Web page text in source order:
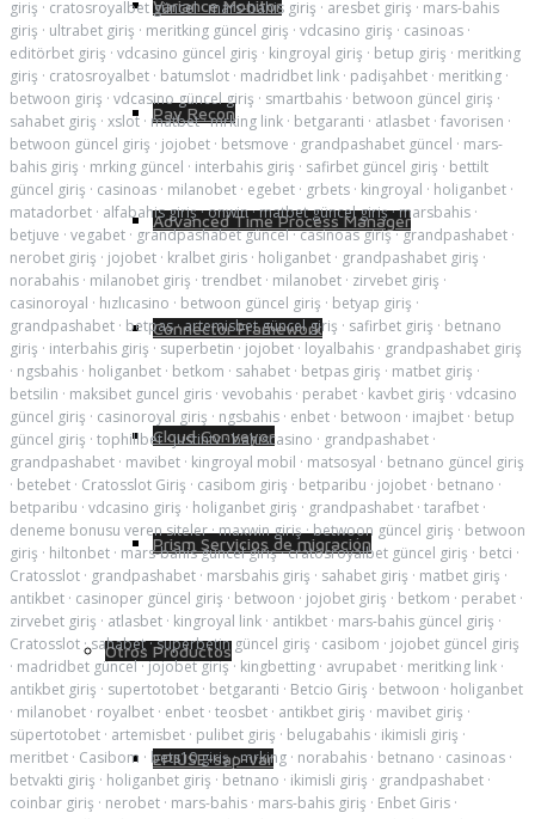
Variance Monitor
Pay Recon
Advanced Time Process Manager
Connector Framework
Cloud Conveyor
Prism Servicios de migración
Otros Productos
EPIUSE-sap-var
giriş · cratosroyalbet güncel·mars-bahis giriş · aresbet giriş · mars-bahis
giriş · ultrabet giriş · meritking güncel giriş · vdcasino giriş · casinoas ·
editörbet giriş · vdcasino güncel giriş · kingroyal giriş · betup giriş · meritking
giriş · cratosroyalbet · batumslot · madridbet link · padişahbet · meritking ·
betwoon giriş · vdcasino güncel giriş · smartbahis · betwoon güncel giriş ·
sahabet giriş · xslot · matbet·mrking link · betgaranti · atlasbet · favorisen ·
betwoon güncel giriş · jojobet · betsmove · grandpashabet güncel · mars-
bahis giriş · mrking güncel · interbahis giriş · safirbet güncel giriş · bettilt
güncel giriş · casinoas · milanobet · egebet · grbets · kingroyal · holiganbet ·
matadorbet · alfabahis giriş·onwin·matbet güncel giriş·marsbahis ·
betjuve · vegabet · grandpashabet güncel·casinoas giriş·grandpashabet ·
nerobet giriş · jojobet · kralbet giris · holiganbet · grandpashabet giriş ·
norabahis · milanobet giriş · trendbet · milanobet · zirvebet giriş ·
casinoroyal · hızlıcasino · betwoon güncel giriş · betyap giriş ·
grandpashabet · betpas·artemisbet güncel giriş · safirbet giriş · betnano
giriş · interbahis giriş · superbetin · jojobet · loyalbahis · grandpashabet giriş
· ngsbahis · holiganbet · betkom · sahabet · betpas giriş · matbet giriş ·
betsilin · maksibet guncel giris · vevobahis · perabet · kavbet giriş · vdcasino
güncel giriş · casinoroyal giriş · ngsbahis · enbet · betwoon · imajbet · betup
güncel giriş · tophillbet·justintv·bahiscasino · grandpashabet ·
grandpashabet · mavibet · kingroyal mobil · matsosyal · betnano güncel giriş
· betebet · Cratosslot Giriş · casibom giriş · betparibu · jojobet · betnano ·
betparibu · vdcasino giriş · holiganbet giriş · grandpashabet · tarafbet ·
deneme bonusu veren siteler·maxwin giriş·betwoon güncel giriş · betwoon
giriş · hiltonbet · mars-bahis güncel giriş·cratosroyalbet güncel giriş · betci ·
Cratosslot · grandpashabet · marsbahis giriş · sahabet giriş · matbet giriş ·
antikbet · casinoper güncel giriş · betwoon · jojobet giriş · betkom · perabet ·
zirvebet giriş · atlasbet · kingroyal link · antikbet · mars-bahis güncel giriş ·
Cratosslot ·sahabet·superbetin güncel giriş · casibom · jojobet güncel giriş
· madridbet güncel·jojobet giriş· kingbetting · avrupabet · meritking link ·
antikbet giriş · supertotobet · betgaranti · Betcio Giriş · betwoon · holiganbet
· milanobet · royalbet · enbet · teosbet · antikbet giriş · mavibet giriş ·
süpertotobet · artemisbet · pulibet giriş · belugabahis · ikimisli giriş ·
meritbet · Casibom · bets10 giriş·mrking · norabahis · betnano · casinoas ·
betvakti giriş · holiganbet giriş · betnano · ikimisli giriş · grandpashabet ·
coinbar giriş · nerobet · mars-bahis · mars-bahis giriş · Enbet Giris ·